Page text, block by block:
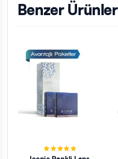
Benzer Ürünler